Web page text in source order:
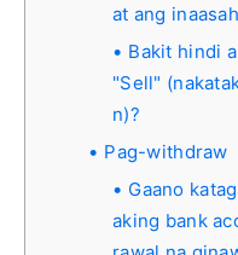
at ang
Bakit hindi
"Sell"
n)?
Pag-withdraw
Gaano
aking bank